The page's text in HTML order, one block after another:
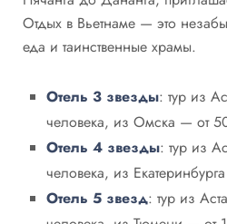
Отдых в Вьетнаме — это
еда и таинственные храмы.
Отель 3 звезды: тур из
человека, из Омска — от
Отель 4 звезды: тур из
человека, из
Отель 5 звезд: тур из